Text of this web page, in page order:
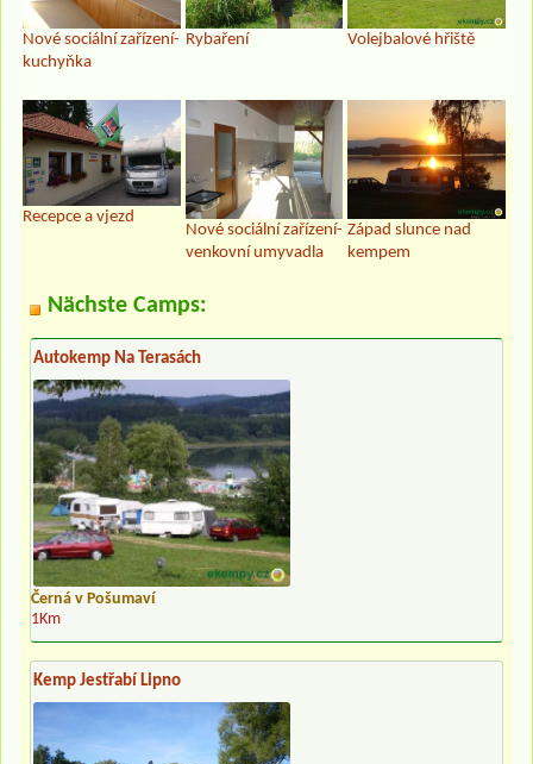
Nové sociální zařízení-
kuchyňka
Rybaření Volejbalové hřiště
Recepce a vjezd
Nové sociální zařízení-
venkovní umyvadla
Západ slunce nad
kempem
Nächste Camps:
Autokemp Na Terasách
Černá v Pošumaví
1Km
Kemp Jestřabí Lipno